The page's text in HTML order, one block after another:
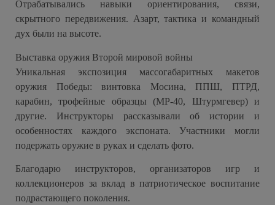
Отрабатывались навыки ориентирования, связи,
скрытного передвижения. Азарт, тактика и командный
дух были на высоте.
Выставка оружия Второй мировой войны
Уникальная экспозиция массогабаритных макетов
оружия Победы: винтовка Мосина, ППШ, ПТРД,
карабин, трофейные образцы (МР-40, Штурмгевер) и
другие. Инструкторы рассказывали об истории и
особенностях каждого экспоната. Участники могли
подержать оружие в руках и сделать фото.
Благодарю инструкторов, организаторов игр и
коллекционеров за вклад в патриотическое воспитание
подрастающего поколения.